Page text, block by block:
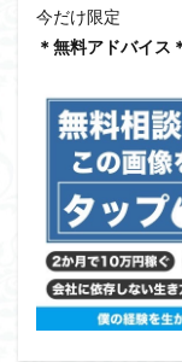
今だけ限定
＊無料アドバイス